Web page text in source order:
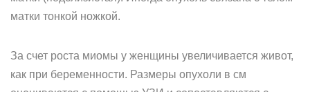
матки тонкой ножкой.
За счет роста миомы у женщины увеличивается живот,
как при беременности. Размеры опухоли в см